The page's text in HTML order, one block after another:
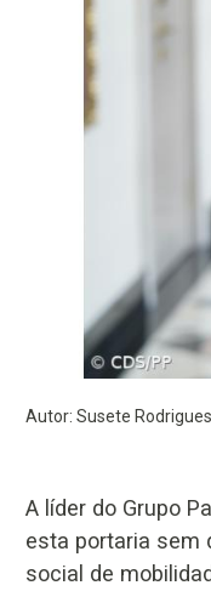
Autor: Susete
A líder do Grupo
esta portaria sem
social de